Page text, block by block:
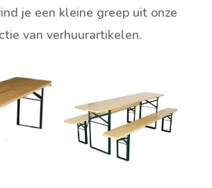
je een kleine greep uit onze
van verhuurartikelen.